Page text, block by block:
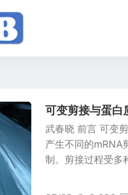
可变剪接与蛋白
武春晓 前言 可变
产生不同的mRNA
制。剪接过程受多